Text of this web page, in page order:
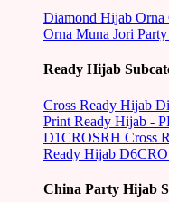
Diamond Hijab Orna
Orna Muna Jori
Ready Hijab
Cross Ready Hijab
Print Ready Hijab -
D1CROSRH Cross
Ready Hijab
China Party Hijab